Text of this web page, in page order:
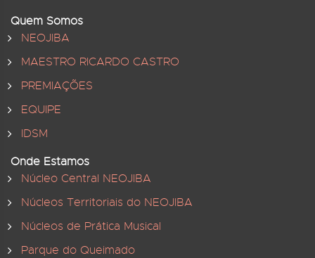
Quem Somos
NEOJIBA
MAESTRO RICARDO CASTRO
PREMIAÇÕES
EQUIPE
IDSM
Onde Estamos
Núcleo Central NEOJIBA
Núcleos Territoriais do NEOJIBA
Núcleos de Prática Musical
Parque do Queimado